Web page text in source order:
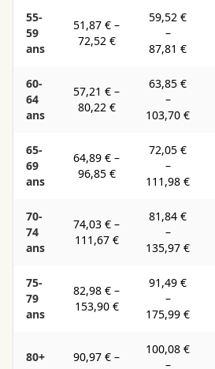
55-
59
ans
51,87 € –
72,52 €
59,52 €
–
87,81 €
60-
64
ans
57,21 € –
80,22 €
63,85 €
–
103,70 €
65-
69
ans
64,89 € –
96,85 €
72,05 €
–
111,98 €
70-
74
ans
74,03 € –
111,67 €
81,84 €
–
135,97 €
75-
79
ans
82,98 € –
153,90 €
91,49 €
–
175,99 €
80+
90,97 € –
100,08 €
–